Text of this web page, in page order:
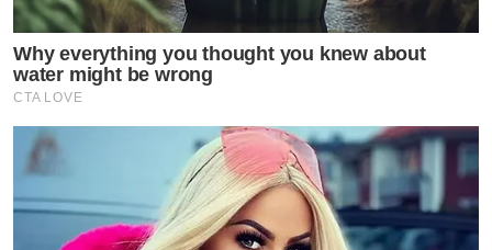
เสี่ยเลี้ยง เดือนละแสนๆ หนูคงรวย พ่อแม่ก็คงสุขสบายไป
นานแล้วก่อนจะพูดอะไร ถ้าไม่เห็นจริง ไม่มีจริงก็อย่าไปพูด
เลยคะ
เสียความรู้สึกแถะ”
Why everything you thought you knew about
water might be wrong
CTA LOVE